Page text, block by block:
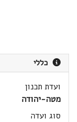
כללי
ועדת תכנון
מטה-יהודה
סוג ועדה